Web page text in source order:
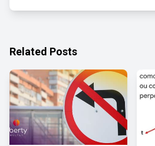
Related Posts